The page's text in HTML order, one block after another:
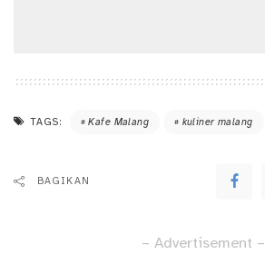
TAGS: Kafe Malang kuliner malang
BAGIKAN
– Advertisement –